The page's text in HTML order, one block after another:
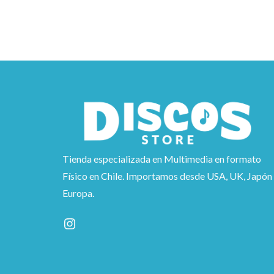
Tienda especializada en Multimedia en formato
Físico en Chile. Importamos desde USA, UK, Japón
Europa.